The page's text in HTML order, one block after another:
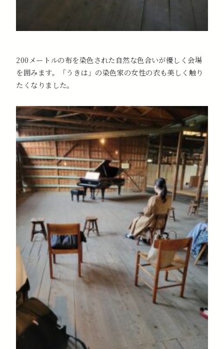
200メートルの布を染色された自然な色合いが優しく会場
を囲みます。「うきは」の染色家の女性の衣も美しく触り
たくなりました。